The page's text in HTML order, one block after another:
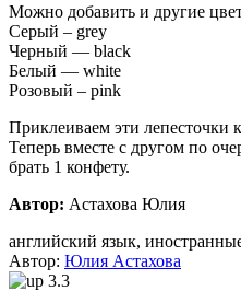
Можно добавить и другие
Серый – grey
Черный — black
Белый — white
Розовый – pink
Приклеиваем эти лепесточки
Теперь вместе с другом по
брать 1 конфету.
Автор: Астахова Юлия
английский язык,
Автор: Юлия Астахова
3.3